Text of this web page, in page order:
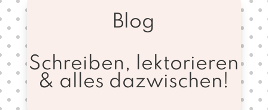
Blog
Schreiben, lektorieren
& alles dazwischen!